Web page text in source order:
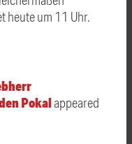
heute um 11 Uhr.
Pokalappeared